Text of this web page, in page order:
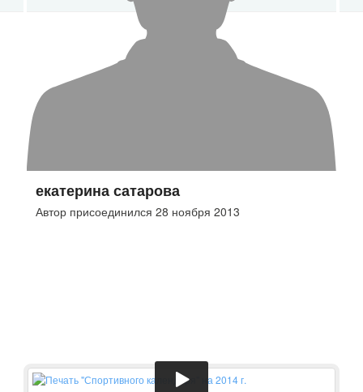
екатерина сатарова
Автор присоединился 28 ноября 2013